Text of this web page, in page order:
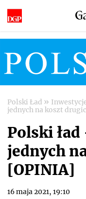
Polski Ład »
jednych na koszt
Polski
jednych
[OPINIA]
16 maja 2021, 19:10